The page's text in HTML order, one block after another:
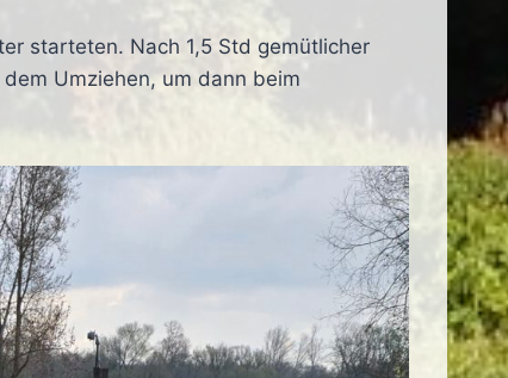
starteten. Nach 1,5 Std gemütlicher
Umziehen, um dann beim